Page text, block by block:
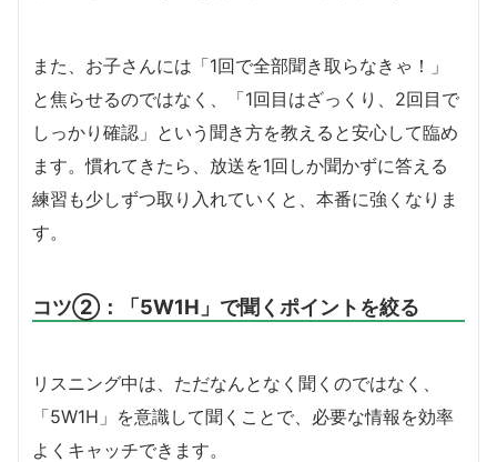
また、お子さんには「1回で全部聞き取らなきゃ！」
と焦らせるのではなく、「1回目はざっくり、2回目で
しっかり確認」という聞き方を教えると安心して臨め
ます。慣れてきたら、放送を1回しか聞かずに答える
練習も少しずつ取り入れていくと、本番に強くなりま
す。
コツ②：「5W1H」で聞くポイントを絞る
リスニング中は、ただなんとなく聞くのではなく、
「5W1H」を意識して聞くことで、必要な情報を効率
よくキャッチできます。